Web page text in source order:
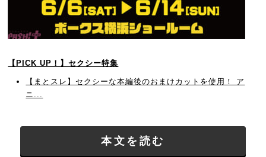
【PICK UP！】セクシー特集
【まとスレ】セクシーな本編後のおまけカットを使用！ ア
ニ...
本文を読む